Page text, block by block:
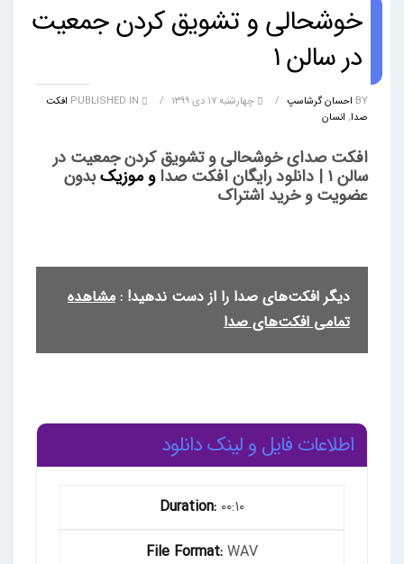
خوشحالی و تشویق کردن جمعیت
در سالن ۱
BY احسان گرشاسپ / چهارشنبه ۱۷ دی ۱۳۹۹ /
افکت
صدا, انسان
افکت صدای خوشحالی و تشویق کردن جمعیت در
سالن ۱ | دانلود رایگان افکت صدا و موزیکبدون
عضویت و خرید اشتراک
دیگر افکت‌های صدا را از دست ندهید! : مشاهده
تمامی افکت‌های صدا
اطلاعات فایل و لینک دانلود
Duration: ۰۰:۱۰
File Format: WAV